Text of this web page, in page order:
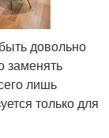
довольно
заменять
лишь
только для